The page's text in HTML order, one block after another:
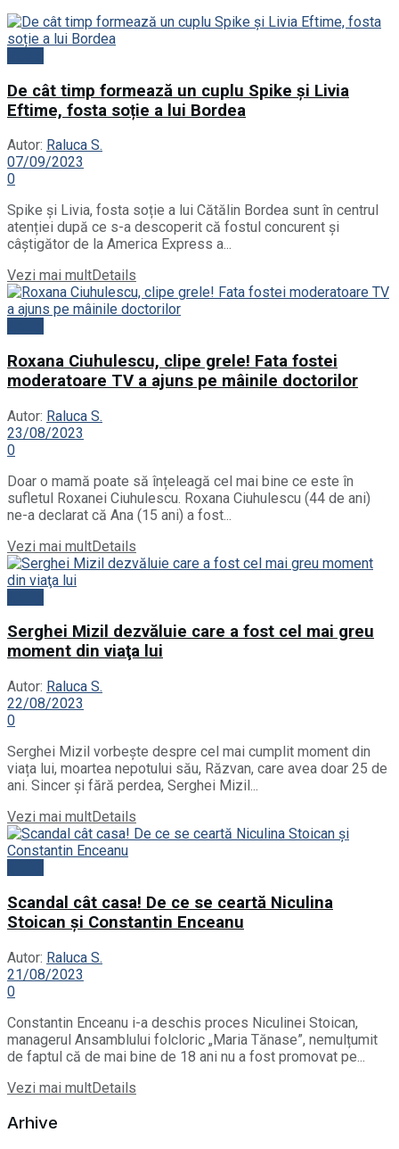
De cât timp formează un cuplu Spike și Livia
Eftime, fosta soție a lui Bordea
Autor: Raluca S.
07/09/2023
0
Spike și Livia, fosta soție a lui Cătălin Bordea sunt în centrul
atenției după ce s-a descoperit că fostul concurent și
câștigător de la America Express a...
Vezi mai multDetails
Roxana Ciuhulescu, clipe grele! Fata fostei
moderatoare TV a ajuns pe mâinile doctorilor
Autor: Raluca S.
23/08/2023
0
Doar o mamă poate să înțeleagă cel mai bine ce este în
sufletul Roxanei Ciuhulescu. Roxana Ciuhulescu (44 de ani)
ne-a declarat că Ana (15 ani) a fost...
Vezi mai multDetails
Serghei Mizil dezvăluie care a fost cel mai greu
moment din viaţa lui
Autor: Raluca S.
22/08/2023
0
Serghei Mizil vorbește despre cel mai cumplit moment din
viața lui, moartea nepotului său, Răzvan, care avea doar 25 de
ani. Sincer și fără perdea, Serghei Mizil...
Vezi mai multDetails
Scandal cât casa! De ce se ceartă Niculina
Stoican și Constantin Enceanu
Autor: Raluca S.
21/08/2023
0
Constantin Enceanu i-a deschis proces Niculinei Stoican,
managerul Ansamblului folcloric „Maria Tănase”, nemulțumit
de faptul că de mai bine de 18 ani nu a fost promovat pe...
Vezi mai multDetails
Arhive